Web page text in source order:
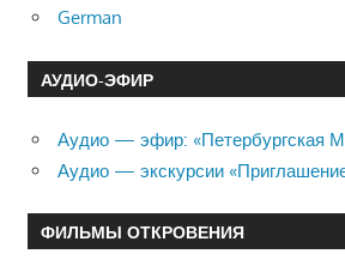
German
АУДИО-ЭФИР
Аудио — эфир: «Петербургская
Аудио — экскурсии
ФИЛЬМЫ ОТКРОВЕНИЯ